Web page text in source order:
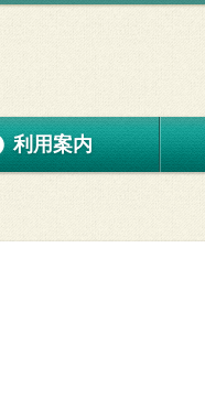
利用案内